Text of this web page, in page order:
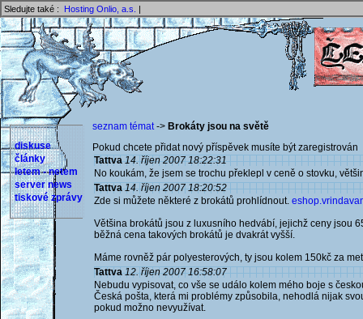
Sledujte také : Hosting Onlio, a.s. |
diskuse
články
letem - netem
server news
tiskové zprávy
seznam témat-> Brokáty jsou na světě
Pokud chcete přidat nový příspěvek musíte být
Tattva 14. říjen 2007 18:22:31
No koukám, že jsem se trochu překlepl v ceně o stovku,
Tattva 14. říjen 2007 18:20:52
Zde si můžete některé z brokátů prohlídnout.
Většina brokátů jsou z luxusního hedvábí, jejichž ceny jsou
běžná cena takových brokátů je dvakrát vyšší.
Máme rovněž pár polyesterových, ty jsou kolem 150kč za
Tattva 12. říjen 2007 16:58:07
Nebudu vypisovat, co vše se událo kolem mého boje s
Česká pošta, která mi problémy způsobila, nehodlá nijak
pokud možno nevyužívat.